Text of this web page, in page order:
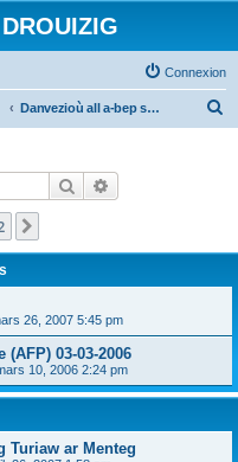
Connexion
Danvezioù all a-bep seurt
e
Rechercher
26, 2007 5:45 pm
(AFP) 03-03-2006
10, 2006 2:24 pm
Turiaw ar Menteg